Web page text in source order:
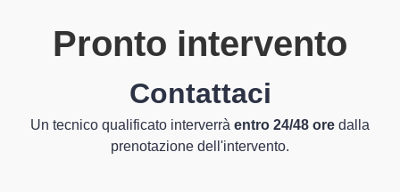
Pronto intervento
Contattaci
Un tecnico qualificato interverrà entro 24/48 ore dalla
prenotazione dell'intervento.